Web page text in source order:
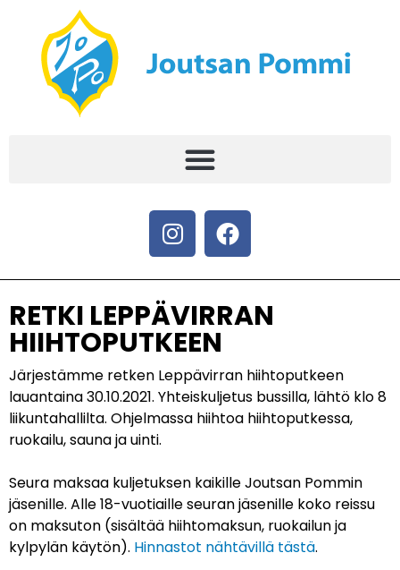
RETKI LEPPÄVIRRAN
HIIHTOPUTKEEN
Järjestämme retken Leppävirran hiihtoputkeen
lauantaina 30.10.2021. Yhteiskuljetus bussilla, lähtö klo 8
liikuntahallilta. Ohjelmassa hiihtoa hiihtoputkessa,
ruokailu, sauna ja uinti.
Seura maksaa kuljetuksen kaikille Joutsan Pommin
jäsenille. Alle 18-vuotiaille seuran jäsenille koko reissu
on maksuton (sisältää hiihtomaksun, ruokailun ja
kylpylän käytön). Hinnastot nähtävillä tästä.